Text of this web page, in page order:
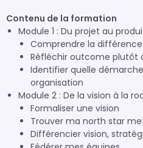
Contenu de la formation
Module 1 : Du projet au
Comprendre la
Réfléchir outcome plutôt
Identifier quelle
organisation
Module 2 : De la vision à la
Formaliser une vision
Trouver ma north star
Différencier vision,